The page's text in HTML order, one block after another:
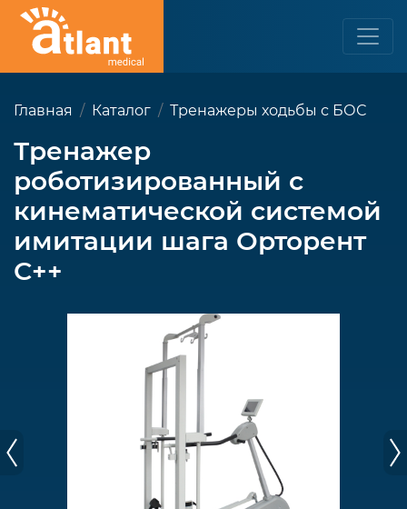
Главная Каталог Тренажеры ходьбы с БОС
Тренажер
роботизированный с
кинематической системой
имитации шага Орторент
С++